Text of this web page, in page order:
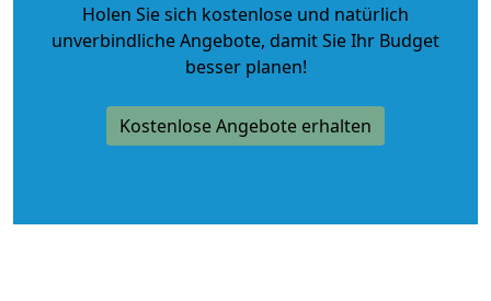
Holen Sie sich kostenlose und natürlich
unverbindliche Angebote, damit Sie Ihr Budget
besser planen!
Kostenlose Angebote erhalten